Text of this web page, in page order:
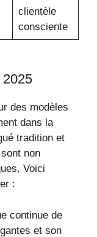
clientèle
consciente
des modèles
dans la
tradition et
non
Voici
:
continue de
et son